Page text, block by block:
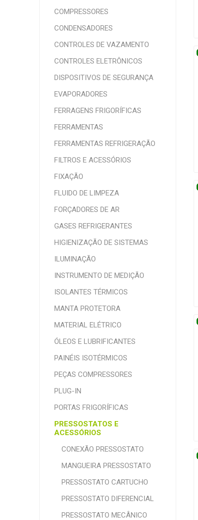
COMPRESSORES
CONDENSADORES
CONTROLES DE VAZAMENTO
CONTROLES ELETRÔNICOS
DISPOSITIVOS DE SEGURANÇA
EVAPORADORES
FERRAGENS FRIGORÍFICAS
FERRAMENTAS
FERRAMENTAS REFRIGERAÇÃO
FILTROS E ACESSÓRIOS
FIXAÇÃO
FLUIDO DE LIMPEZA
FORÇADORES DE AR
GASES REFRIGERANTES
HIGIENIZAÇÃO DE SISTEMAS
ILUMINAÇÃO
INSTRUMENTO DE MEDIÇÃO
ISOLANTES TÉRMICOS
MANTA PROTETORA
MATERIAL ELÉTRICO
ÓLEOS E LUBRIFICANTES
PAINÉIS ISOTÉRMICOS
PEÇAS COMPRESSORES
PLUG-IN
PORTAS FRIGORÍFICAS
PRESSOSTATOS E
ACESSÓRIOS
CONEXÃO PRESSOSTATO
MANGUEIRA PRESSOSTATO
PRESSOSTATO CARTUCHO
PRESSOSTATO DIFERENCIAL
PRESSOSTATO MECÂNICO